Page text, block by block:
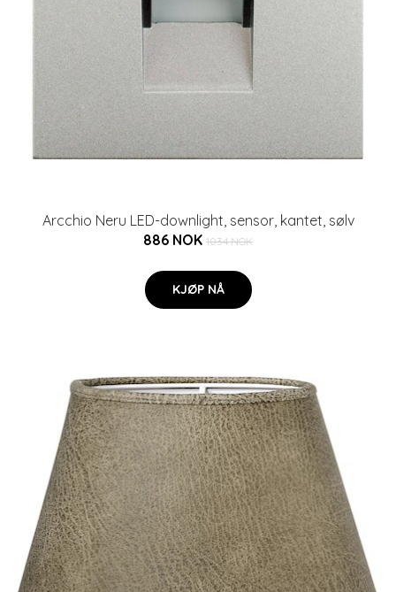
Arcchio Neru LED-downlight, sensor, kantet, sølv
886 NOK 1034 NOK
KJØP NÅ